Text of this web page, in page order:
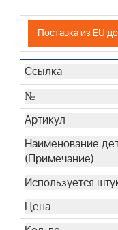
Поставка из EU